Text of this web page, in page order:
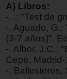
A) Libros:
-. .: "Test de
-. Aguado,
(3-7 años)".
-. Albor, J.C.:
Cepe, Madrid-
-. Ballesteros,